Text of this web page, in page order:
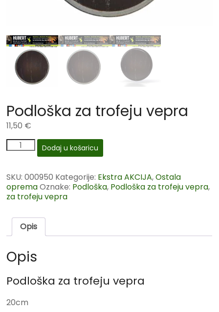
Podloška za trofeju vepra
11,50 €
Dodaj u košaricu
SKU:000950 Kategorije: Ekstra AKCIJA,Ostala
opremaOznake: Podloška, Podloška za trofeju vepra,
za trofeju vepra
Opis
Opis
Podloška za trofeju vepra
20cm